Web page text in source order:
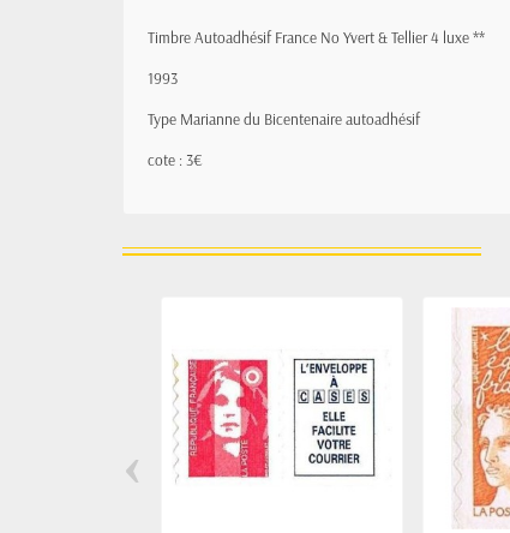
Timbre Autoadhésif France No Yvert & Tellier 4 luxe **
1993
Type Marianne du Bicentenaire autoadhésif
cote : 3€
‹